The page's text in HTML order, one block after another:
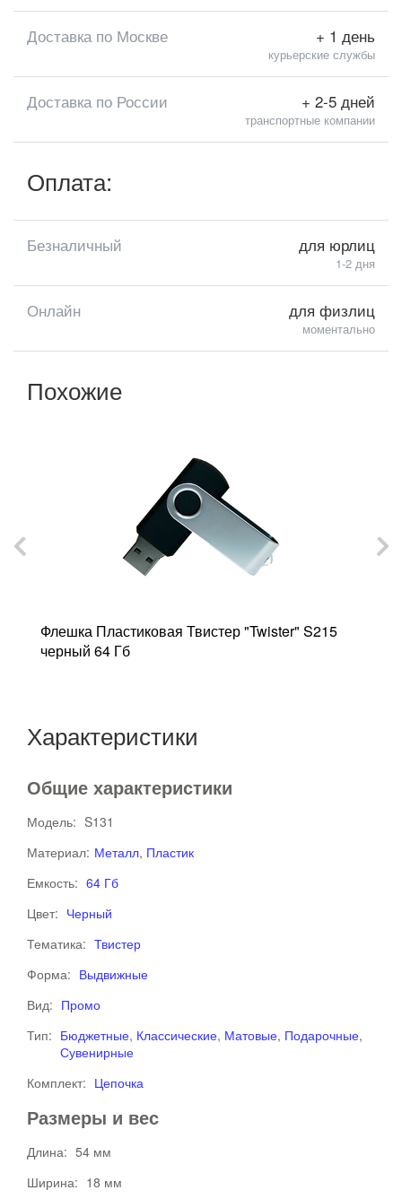
Доставка по Москве + 1 день
курьерские службы
Доставка по России + 2-5 дней
транспортные компании
Оплата:
Безналичный для юрлиц
1-2 дня
Онлайн для физлиц
моментально
Похожие
Флешка Пластиковая Твистер "Twister" S215
черный 64 Гб
Характеристики
Общие характеристики
Модель: S131
Материал: Металл, Пластик
Емкость: 64 Гб
Цвет: Черный
Тематика: Твистер
Форма: Выдвижные
Вид: Промо
Тип: Бюджетные, Классические, Матовые, Подарочные,
Сувенирные
Комплект: Цепочка
Размеры и вес
Длина: 54 мм
Ширина: 18 мм